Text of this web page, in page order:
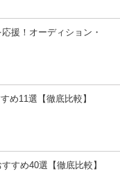
援！オーディション・
め11選【徹底比較】
すめ40選【徹底比較】